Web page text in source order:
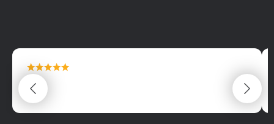
maximální spokojenost
22.06.2025